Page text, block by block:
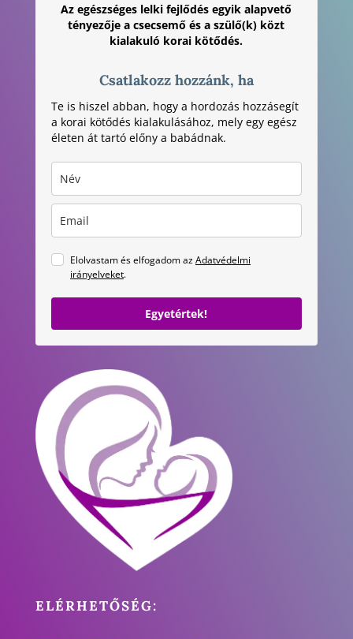
Az egészséges lelki fejlődés egyik alapvető
tényezője a csecsemő és a szülő(k) közt
kialakuló korai kötődés.
Csatlakozz hozzánk, ha
Te is hiszel abban, hogy a hordozás hozzásegít
a korai kötődés kialakulásához, mely egy egész
életen át tartó előny a babádnak.
Elolvastam és elfogadom azAdatvédelmi
irányelveket.
Egyetértek!
ELÉRHETŐSÉG: